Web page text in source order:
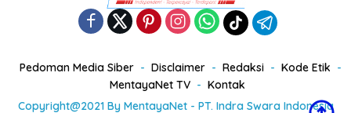
Pedoman Media Siber Disclaimer Redaksi
Kode Etik
MentayaNet TV
Kontak
Copyright@2021 By MentayaNet - PT. Indra Swara Indonesia